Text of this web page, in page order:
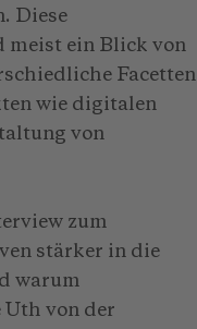
Diese
meist ein Blick von
Facetten
wie digitalen
von
zum
stärker in die
warum
von der